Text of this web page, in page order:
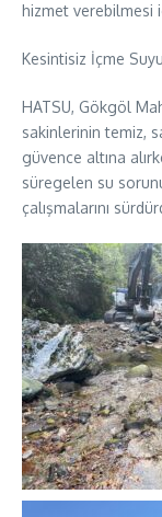
hizmet verebilmesi
Kesintisiz İçme
HATSU, Gökgöl
sakinlerinin temiz,
güvence altına
süregelen su
çalışmalarını